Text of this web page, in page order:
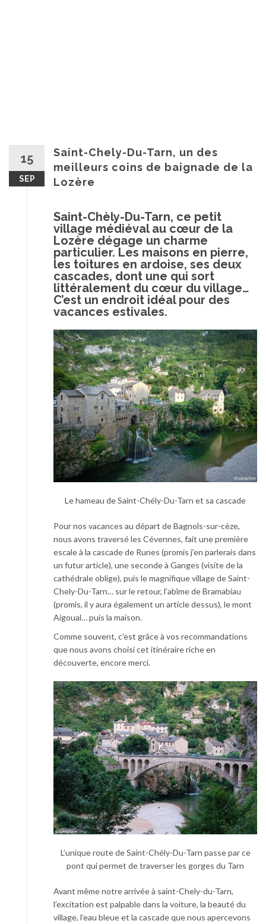
15
SEP
Saint-Chely-Du-Tarn, un des
meilleurs coins de baignade de la
Lozère
Saint-Chèly-Du-Tarn, ce petit
village médiéval au cœur de la
Lozère dégage un charme
particulier. Les maisons en pierre,
les toitures en ardoise, ses deux
cascades, dont une qui sort
littéralement du cœur du village…
C’est un endroit idéal pour des
vacances estivales.
Le hameau de Saint-Chély-Du-Tarn et sa cascade
Pour nos vacances au départ de Bagnols-sur-cèze,
nous avons traversé les Cévennes, fait une première
escale à la cascade de Runes (promis j’en parlerais dans
un futur article), une seconde à Ganges (visite de la
cathédrale oblige), puis le magnifique village de Saint-
Chely-Du-Tarn… sur le retour, l’abîme de Bramabiau
(promis, il y aura également un article dessus), le mont
Aigoual… puis la maison.
Comme souvent, c’est grâce à vos recommandations
que nous avons choisi cet itinéraire riche en
découverte, encore merci.
L’unique route de Saint-Chély-Du-Tarn passe par ce
pont qui permet de traverser les gorges du Tarn
Avant même notre arrivée à saint-Chely-du-Tarn,
l’excitation est palpable dans la voiture, la beauté du
village, l’eau bleue et la cascade que nous apercevons